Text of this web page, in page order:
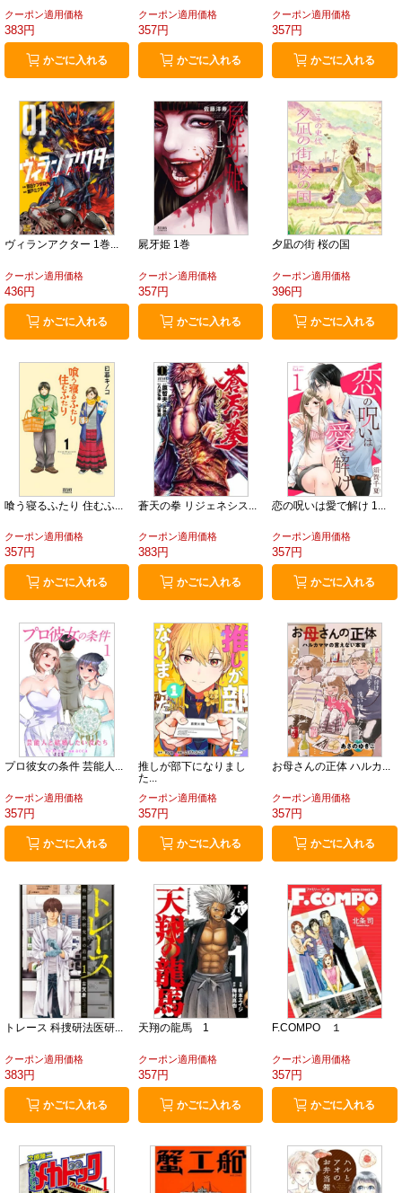
クーポン適用価格
383円
かごに入れる
クーポン適用価格
357円
かごに入れる
クーポン適用価格
357円
かごに入れる
ヴィランアクター 1巻...
クーポン適用価格
436円
かごに入れる
屍牙姫 1巻
クーポン適用価格
357円
かごに入れる
夕凪の街 桜の国
クーポン適用価格
396円
かごに入れる
喰う寝るふたり 住むふ...
クーポン適用価格
357円
かごに入れる
蒼天の拳 リジェネシス...
クーポン適用価格
383円
かごに入れる
恋の呪いは愛で解け 1...
クーポン適用価格
357円
かごに入れる
プロ彼女の条件 芸能人...
クーポン適用価格
357円
かごに入れる
推しが部下になりまし
た...
クーポン適用価格
357円
かごに入れる
お母さんの正体 ハルカ...
クーポン適用価格
357円
かごに入れる
トレース 科捜研法医研...
クーポン適用価格
383円
かごに入れる
天翔の龍馬 1
クーポン適用価格
357円
かごに入れる
F.COMPO １
クーポン適用価格
357円
かごに入れる